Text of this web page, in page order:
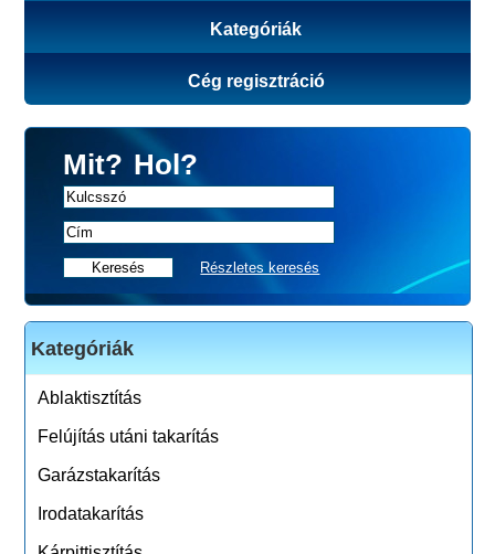
Kategóriák
Cég regisztráció
Mit? Hol?
Részletes keresés
Kategóriák
Ablaktisztítás
Felújítás utáni takarítás
Garázstakarítás
Irodatakarítás